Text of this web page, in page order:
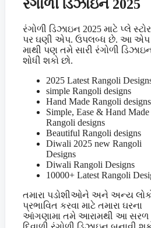
રંગોળી ડિઝાઇન 2025
રંગોળી ડિઝાઇન 2025 માટે પ્લે સ્ટોર
પર ઘણી એપ. ઉપલબ્ધ છે. આ એપ
માથી પણ તમે સારી રંગોળી
શોધી શકો છો.
2025 Latest Rangoli
simple Rangoli designs
Hand Made Rangoli designs
Simple, Ease & Hand Made
Rangoli designs
Beautiful Rangoli designs
Diwali 2025 new Rangoli
Designs
Diwali Rangoli Designs
10000+ Latest Rangoli
તમારા પડોશીઓને અને અન્ય
પ્રભાવિત કરવા માટે તમારા ઘરના
આંગણામા તમે આરામથી આ સરળ